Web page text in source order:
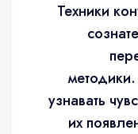
Техники
методики.
узнавать
их